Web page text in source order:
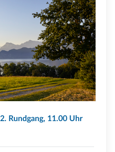
Rundgang, 11.00 Uhr